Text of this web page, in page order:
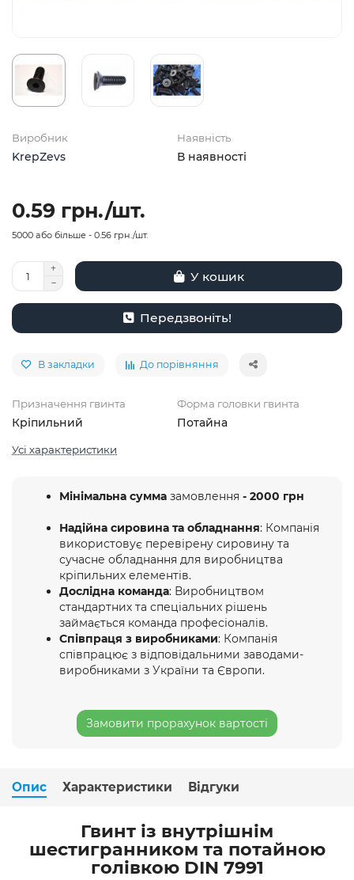
Виробник
KrepZevs
Наявність
В наявності
0.59 грн./шт.
5000 або більше - 0.56 грн./шт.
У кошик
Передзвоніть!
В закладки До порівняння
Призначення гвинта
Кріпильний
Форма головки гвинта
Потайна
Усі характеристики
Мінімальна сумма замовлення - 2000 грн
Надійна сировина та обладнання: Компанія
використовує перевірену сировину та
сучасне обладнання для виробництва
кріпильних елементів.
Дослідна команда: Виробництвом
стандартних та спеціальних рішень
займається команда професіоналів.
Співпраця з виробниками: Компанія
співпрацює з відповідальними заводами-
виробниками з України та Європи.
Замовити прорахунок вартості
Опис Характеристики Відгуки
Гвинт із внутрішнім
шестигранником та потайною
голівкою DIN 7991